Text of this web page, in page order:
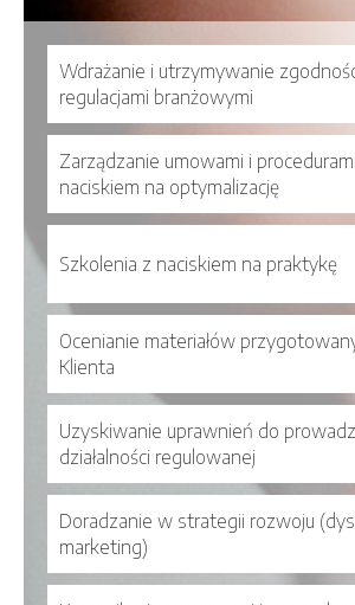
Wdrażanie i utrzymywanie
regulacjami branżowymi
Zarządzanie umowami i
naciskiem na optymalizację
Szkolenia z naciskiem na praktykę
Ocenianie materiałów
Klienta
Uzyskiwanie uprawnień do
działalności regulowanej
Doradzanie w strategii rozwoju
marketing)